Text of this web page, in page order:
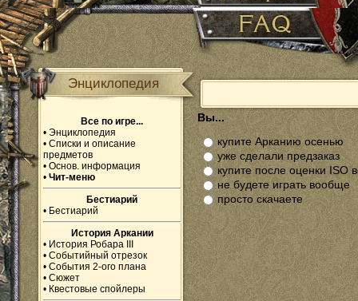
Энциклопедия
Все по игре...
• Энциклопедия
• Списки и описание
предметов
• Основ. информация
• Чит-меню
Бестиарий
• Бестиарий
История Аркании
• История Робара III
• Событийный отрезок
• События 2-ого плана
• Сюжет
• Квестовые спойлеры
Вы...
купите Арканию осенью
уже сделали предзаказ
купите после оценки ISO
не будете играть вообще
просто скачаете